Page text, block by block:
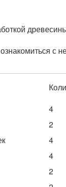
с
4
2
4
4
2